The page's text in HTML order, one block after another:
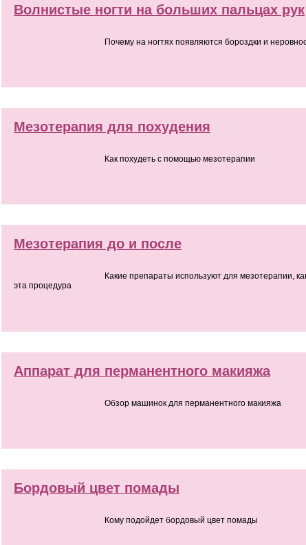
Волнистые ногти на больших пальцах рук
Почему на ногтях появляются бороздки и
Мезотерапия для похудения
Как похудеть с помощью мезотерапии
Мезотерапия до и после
Какие препараты используют для мезотерапии,
эта процедура
Аппарат для перманентного макияжа
Обзор машинок для перманентного макияжа
Бордовый цвет помады
Кому подойдет бордовый цвет помады